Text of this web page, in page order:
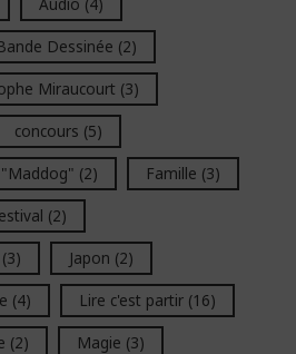
Dessinée (2)
Miraucourt (3)
concours (5)
(2) Famille (3)
(2)
(3) Japon (2)
(4) Lire c'est partir (16)
(2) Magie (3)